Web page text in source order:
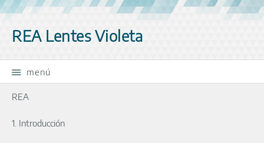
REA Lentes Violeta
menú
REA
1. Introducción